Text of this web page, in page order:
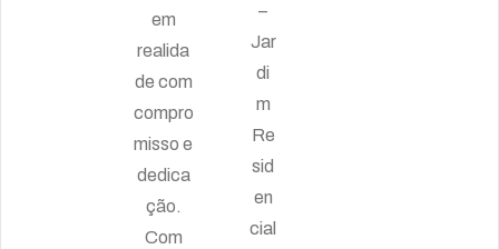
em
realida
de com
compro
misso e
dedica
ção.
Com
–
Jar
di
m
Re
sid
en
cial